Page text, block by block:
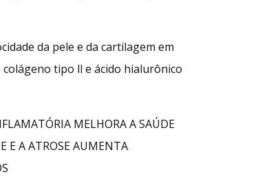
da pele e da cartilagem em
tipo ll e ácido hialurônico
MELHORA A SAÚDE
E A ATROSE AUMENTA